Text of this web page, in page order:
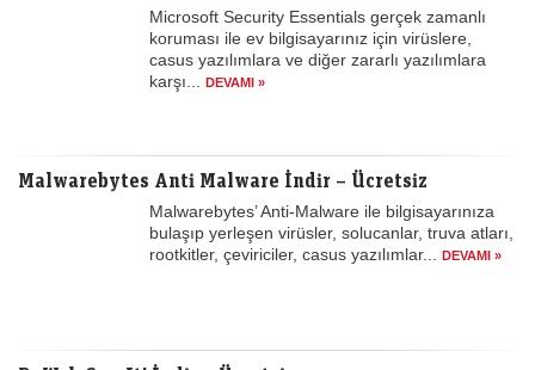
Microsoft Security Essentials gerçek zamanlı
koruması ile ev bilgisayarınız için virüslere,
casus yazılımlara ve diğer zararlı yazılımlara
karşı... DEVAMI »
Malwarebytes Anti Malware İndir – Ücretsiz
Malwarebytes’ Anti-Malware ile bilgisayarınıza
bulaşıp yerleşen virüsler, solucanlar, truva atları,
rootkitler, çeviriciler, casus yazılımlar... DEVAMI »